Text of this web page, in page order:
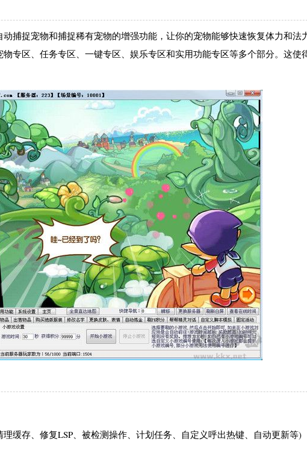
捕捉宠物和捕捉稀有宠物的增强功能，让你的宠物能够快速恢复体力和法
专区、任务专区、一键专区、娱乐专区和实用功能专区等多个部分。这使
缓存、修复LSP、被检测操作、计划任务、自定义呼出热键、自动更新等)